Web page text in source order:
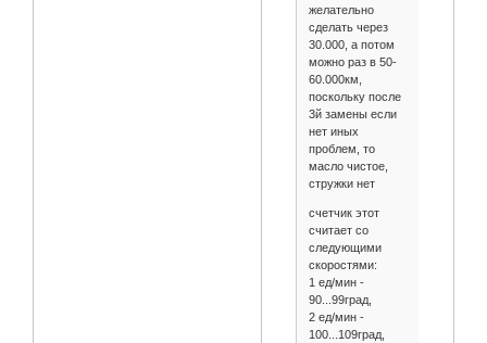
желательно
сделать через
30.000, а потом
можно раз в 50-
60.000км,
поскольку после
3й замены если
нет иных
проблем, то
масло чистое,
стружки нет
счетчик этот
считает со
следующими
скоростями:
1 ед/мин -
90...99град,
2 ед/мин -
100...109град,